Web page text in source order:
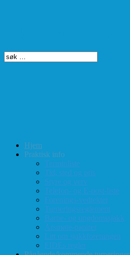
Hjem
Praktisk info
Terminliste
Tid, sted og pris
Styre og verv
Telefon- og E-post-liste
Forenings-vedtekter
Turneringsreglement
Barne- og ungdomssjakk
Årsmøte-papirer
Litt om sjakkforeningen
FIDEs regler